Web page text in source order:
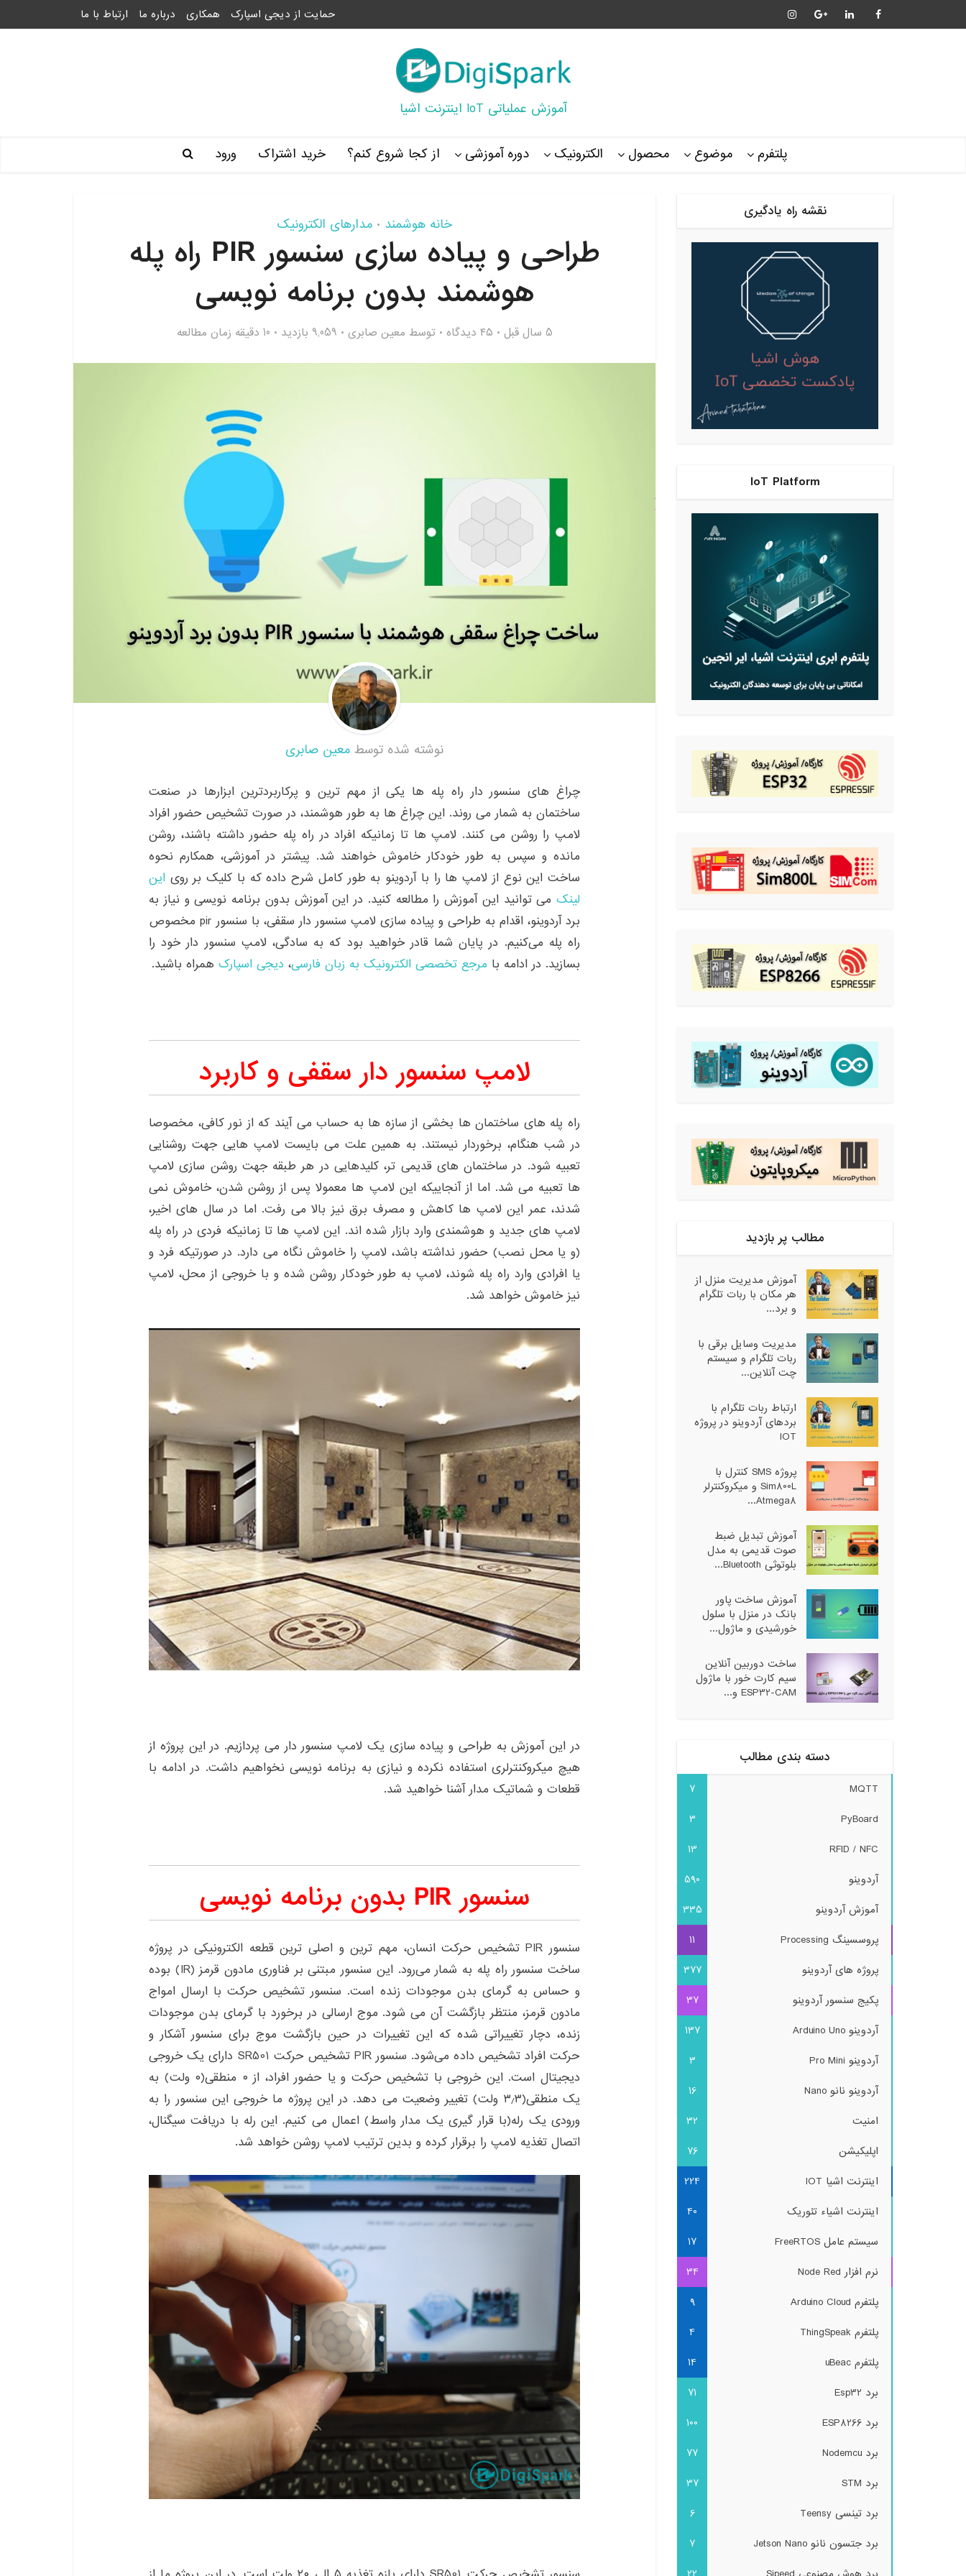
حمایت از دیجی اسپارک همکاری درباره ما ارتباط با ما
آموزش عملیاتی IoT اینترنت اشیا
پلتفرم موضوع محصول الکترونیک دوره آموزشی از کجا شروع کنم؟ خرید اشتراک ورود
خانه هوشمند • مدارهای الکترونیک
طراحی و پیاده سازی سنسور PIR راه پله
هوشمند بدون برنامه نویسی
5 سال قبل ۴۵ دیدگاه توسط معین صابری 9,059 بازدید 10 دقیقه زمان مطالعه
نوشته شده توسط معین صابری
چراغ های سنسور دار راه پله ها یکی از مهم ترین و پرکاربردترین ابزارها در صنعت
ساختمان به شمار می روند. این چراغ ها به طور هوشمند، در صورت تشخیص حضور افراد
لامپ را روشن می کنند. لامپ ها تا زمانیکه افراد در راه پله حضور داشته باشند، روشن
مانده و سپس به طور خودکار خاموش خواهند شد. پیشتر در آموزشی، همکارم نحوه
ساخت این نوع از لامپ ها را با آردوینو به طور کامل شرح داده که با کلیک بر روی این
لینک می توانید این آموزش را مطالعه کنید. در این آموزش بدون برنامه نویسی و نیاز به
برد آردوینو، اقدام به طراحی و پیاده سازی لامپ سنسور دار سقفی، با سنسور pir مخصوص
راه پله می‌کنیم. در پایان شما قادر خواهید بود که به سادگی، لامپ سنسور دار خود را
بسازید. در ادامه با مرجع تخصصی الکترونیک به زبان فارسی، دیجی اسپارک همراه باشید.
لامپ سنسور دار سقفی و کاربرد
راه پله های ساختمان ها بخشی از سازه ها به حساب می آیند که از نور کافی، مخصوصا
در شب هنگام، برخوردار نیستند. به همین علت می بایست لامپ هایی جهت روشنایی
تعبیه شود. در ساختمان های قدیمی تر، کلیدهایی در هر طبقه جهت روشن سازی لامپ
ها تعبیه می شد. اما از آنجاییکه این لامپ ها معمولا پس از روشن شدن، خاموش نمی
شدند، عمر این لامپ ها کاهش و مصرف برق نیز بالا می رفت. اما در سال های اخیر،
لامپ های جدید و هوشمندی وارد بازار شده اند. این لامپ ها تا زمانیکه فردی در راه پله
(و یا محل نصب) حضور نداشته باشد، لامپ را خاموش نگاه می دارد. در صورتیکه فرد و
یا افرادی وارد راه پله شوند، لامپ به طور خودکار روشن شده و با خروجی از محل، لامپ
نیز خاموش خواهد شد.
در این آموزش به طراحی و پیاده سازی یک لامپ سنسور دار می پردازیم. در این پروژه از
هیچ میکروکنترلری استفاده نکرده و نیازی به برنامه نویسی نخواهیم داشت. در ادامه با
قطعات و شماتیک مدار آشنا خواهید شد.
سنسور PIR بدون برنامه نویسی
سنسور PIR تشخیص حرکت انسان، مهم ترین و اصلی ترین قطعه الکترونیکی در پروژه
ساخت سنسور راه پله به شمار می‌رود. این سنسور مبتنی بر فناوری مادون قرمز (IR) بوده
و حساس به گرمای بدن موجودات زنده است. سنسور تشخیص حرکت با ارسال امواج
مادون قرمز، منتظر بازگشت آن می شود. موج ارسالی در برخورد با گرمای بدن موجودات
زنده، دچار تغییراتی شده که این تغییرات در حین بازگشت موج برای سنسور آشکار و
حرکت افراد تشخیص داده می‌شود. سنسور PIR تشخیص حرکت SR501 دارای یک خروجی
دیجیتال است. این خروجی با تشخیص حرکت و یا حضور افراد، از ۰ منطقی(۰ ولت) به
یک منطقی(۳٫۳ ولت) تغییر وضعیت می دهد. در این پروژه ما خروجی این سنسور را به
ورودی یک رله(با قرار گیری یک مدار واسط) اعمال می کنیم. این رله با دریافت سیگنال،
اتصال تغذیه لامپ را برقرار کرده و بدین ترتیب لامپ روشن خواهد شد.
نقشه راه یادگیری
IoT Platform
مطالب پر بازدید
آموزش مدیریت منزل از
هر مکان با ربات تلگرام
و برد...
مدیریت وسایل برقی با
ربات تلگرام و سیستم
چت آنلاین...
ارتباط ربات تلگرام با
بردهای آردوینو در پروژه
IOT
پروژه SMS کنترل با
Sim800L و میکروکنترلر
Atmega8...
آموزش تبدیل ضبط
صوت قدیمی به مدل
بلوتوثی Bluetooth...
آموزش ساخت پاور
بانک در منزل با سلول
خورشیدی و ماژول...
ساخت دوربین آنلاین
سیم کارت خور با ماژول
ESP32-CAM و...
دسته بندی مطالب
MQTT
7
PyBoard
3
RFID / NFC
13
آردوینو
590
آموزش آردوینو
335
پروسسینگ Processing
11
پروژه های آردوینو
377
پکیج سنسور آردوینو
37
آردوینو Arduino Uno
137
آردوینو Pro Mini
3
آردوینو نانو Nano
16
امنیت
32
اپلیکیشن
76
اینترنت اشیا IOT
224
اینترنت اشیاء تئوریک
40
سیستم عامل FreeRTOS
17
نرم افزار Node Red
34
پلتفرم Arduino Cloud
9
پلتفرم ThingSpeak
4
پلتفرم uBeac
14
برد Esp32
71
برد ESP8266
100
برد Nodemcu
77
برد STM
37
برد تینسی Teensy
6
برد جتسون نانو Jetson Nano
7